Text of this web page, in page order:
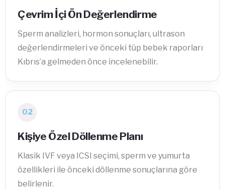
Çevrim İçi Ön Değerlendirme
Sperm analizleri, hormon sonuçları, ultrason
değerlendirmeleri ve önceki tüp bebek raporları
Kıbrıs’a gelmeden önce incelenebilir.
02
Kişiye Özel Döllenme Planı
Klasik IVF veya ICSI seçimi, sperm ve yumurta
özellikleri ile önceki döllenme sonuçlarına göre
belirlenir.